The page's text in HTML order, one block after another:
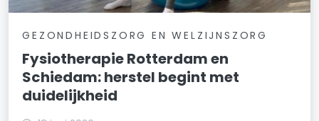
GEZONDHEIDSZORG EN WELZIJNSZORG
Fysiotherapie Rotterdam en
Schiedam: herstel begint met
duidelijkheid